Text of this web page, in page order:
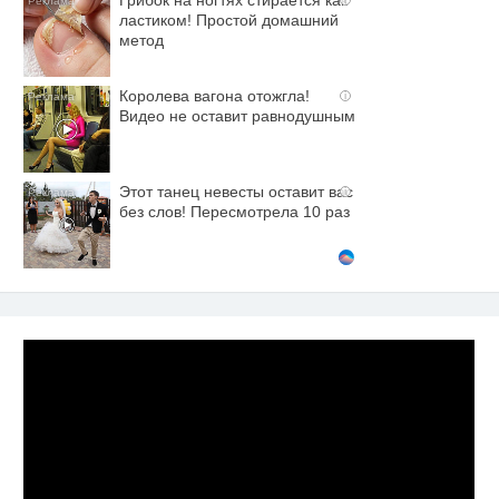
ластиком! Простой домашний
метод
i
Королева вагона отожгла!
Видео не оставит равнодушным
i
Этот танец невесты оставит вас
без слов! Пересмотрела 10 раз